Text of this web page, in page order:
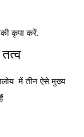
की कृपा करें.
में तीन ऐसे मुख्य